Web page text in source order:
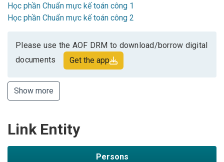
Học phần Chuẩn mực kế toán công 1
Học phần Chuẩn mực kế toán công 2
Please use the AOF DRM to download/borrow digital
documents
Get the app
Show more
Link Entity
Persons